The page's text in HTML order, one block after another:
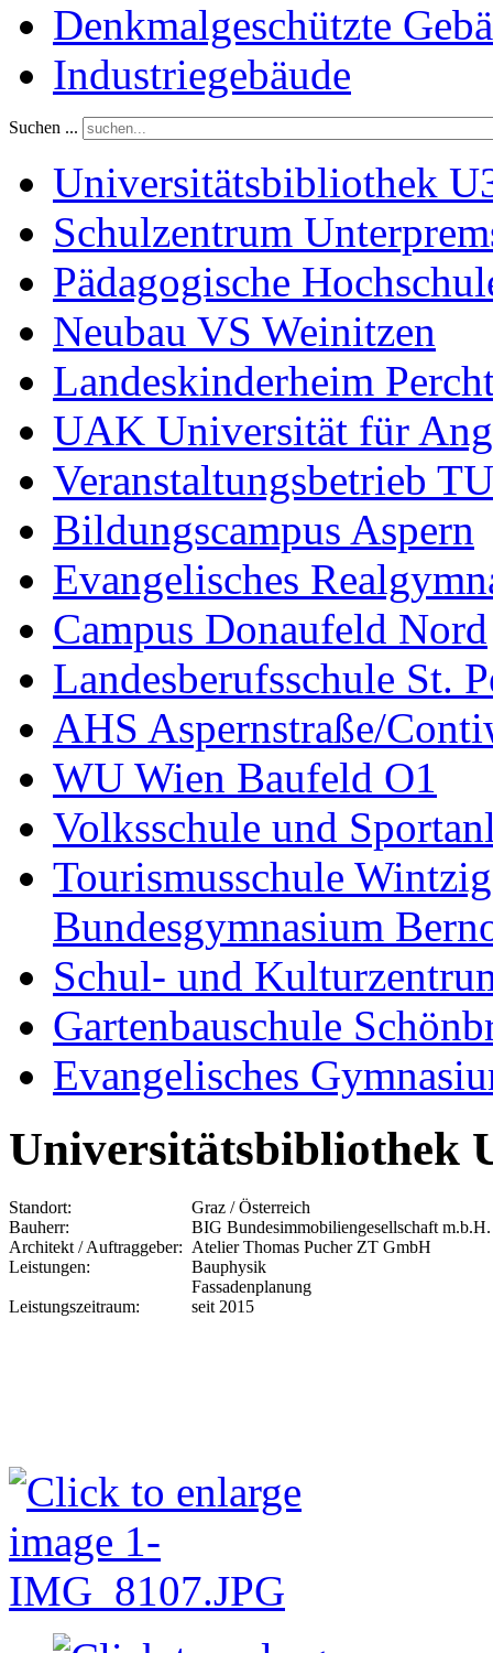
Denkmalgeschützte
Industriegebäude
Suchen ...
Universitätsbibliothek
Schulzentrum
Pädagogische
Neubau VS Weinitzen
Landeskinderheim
UAK Universität für
Veranstaltungsbetrieb
Bildungscampus Aspern
Evangelisches
Campus Donaufeld Nord
Landesberufsschule St.
AHS Aspernstraße/
WU Wien Baufeld O1
Volksschule und
Tourismusschule
Bundesgymnasium
Schul- und
Gartenbauschule
Evangelisches
Universitätsbibliothek
Standort:
Graz / Österreich
Bauherr:
BIG Bundesimmobiliengesellschaft m.b.H.
Architekt / Auftraggeber: Atelier Thomas Pucher ZT GmbH
Leistungen:
Bauphysik
Fassadenplanung
Leistungszeitraum:
seit 2015